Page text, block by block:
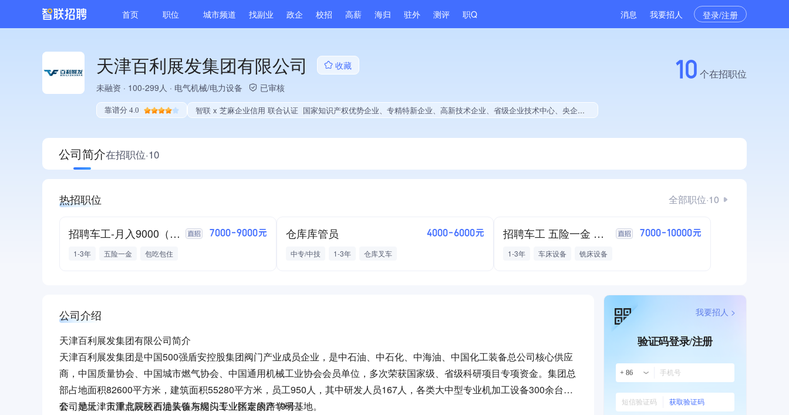
首页 职位 城市频道 找副业 政企 校招 高薪 海归 驻外 测评 职Q 消息 我要招人 登录/注册
天津百利展发集团有限公司
收藏
未融资 · 100-299人 · 电气机械/电力设备 已审核
靠谱分 4.0 智联 x 芝麻企业信用 联合认证 国家知识产权优势企业、专精特新企业、高新技术企业、省级企业技术中心、央企供应商、上市企业供应商、院校供应商、战略性新兴领域创新能力、绝对控股7家公司、旗下品牌同行前15%、A级纳税人、知名品牌供应商、多产业布局、拥有节能环保技术、拥有自主品牌、拥有高价值专利、专利授权量同领域前500、技术布局行业领先、经营年限全国同行前20%、集团核心成员、权威管理体系认证、创新型中小企业、大学生就业贡献、2025年公开项目中标、拥有绿色资质、拥有工艺创新能力
10 个在招职位
公司简介在招职位·10
热招职位 全部职位·10
招聘车工-月入9000（包住-双人间） 7000-9000元
1-3年 五险一金 包吃包住
仓库库管员 4000-6000元
中专/中技 1-3年 仓库叉车
招聘车工 五险一金 包吃 7000-10000元
1-3年 车床设备 铣床设备
公司介绍
天津百利展发集团有限公司简介
天津百利展发集团是中国500强盾安控股集团阀门产业成员企业，是中石油、中石化、中海油、中国化工装备总公司核心供应
商，中国质量协会、中国城市燃气协会、中国通用机械工业协会会员单位，多次荣获国家级、省级科研项目专项资金。集团总
部占地面积82600平方米，建筑面积55280平方米，员工950人，其中研发人员167人，各类大中型专业机加工设备300余台
套，是天津市重点院校石油装备与阀门专业指定的产学研基地。
公司地址：天津北辰区西堤头镇东堤头工业区泰康路19号；
验证码登录/注册
+ 86
获取验证码
我要招人 >